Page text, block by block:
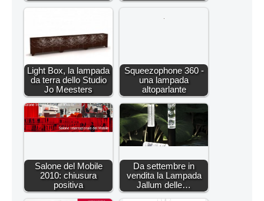
Light Box, la lampada
da terra dello Studio
Jo Meesters
Squeezophone 360 -
una lampada
altoparlante
Salone del Mobile
2010: chiusura
positiva
Da settembre in
vendita la Lampada
Jallum delle…